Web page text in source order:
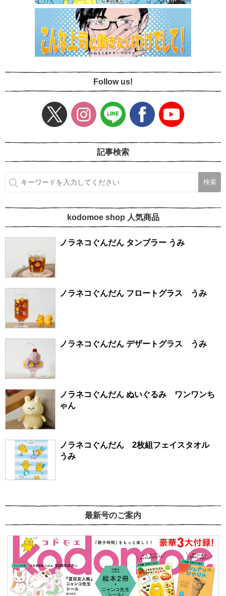
Follow us!
記事検索
kodomoe shop 人気商品
ノラネコぐんだん タンブラー うみ
ノラネコぐんだん フロートグラス うみ
ノラネコぐんだん デザートグラス うみ
ノラネコぐんだん ぬいぐるみ ワンワンち
ゃん
ノラネコぐんだん 2枚組フェイスタオル
うみ
最新号のご案内